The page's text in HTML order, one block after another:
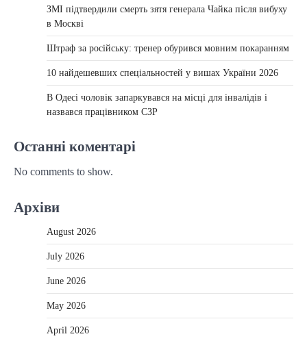
ЗМІ підтвердили смерть зятя генерала Чайка після вибуху
в Москві
Штраф за російську: тренер обурився мовним покаранням
10 найдешевших спеціальностей у вишах України 2026
В Одесі чоловік запаркувався на місці для інвалідів і
назвався працівником СЗР
Останні коментарі
No comments to show.
Архіви
August 2026
July 2026
June 2026
May 2026
April 2026